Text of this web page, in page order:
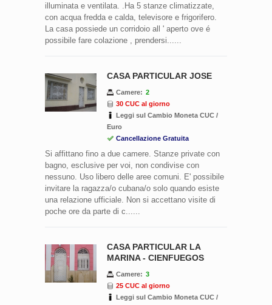
illuminata e ventilata. .Ha 5 stanze climatizzate,
con acqua fredda e calda, televisore e frigorifero.
La casa possiede un corridoio all ' aperto ove é
possibile fare colazione , prendersi......
CASA PARTICULAR JOSE
Camere: 2
30 CUC al giorno
Leggi sul Cambio Moneta CUC /
Euro
Cancellazione Gratuita
Si affittano fino a due camere. Stanze private con
bagno, esclusive per voi, non condivise con
nessuno. Uso libero delle aree comuni. E' possibile
invitare la ragazza/o cubana/o solo quando esiste
una relazione ufficiale. Non si accettano visite di
poche ore da parte di c......
CASA PARTICULAR LA
MARINA - CIENFUEGOS
Camere: 3
25 CUC al giorno
Leggi sul Cambio Moneta CUC /